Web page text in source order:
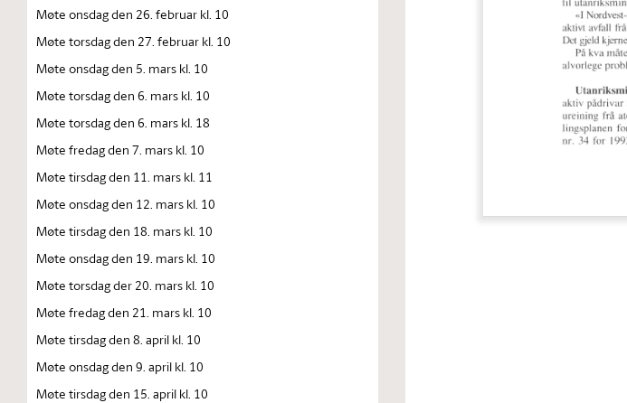
Møte onsdag den 26. februar kl. 10
Møte torsdag den 27. februar kl. 10
Møte onsdag den 5. mars kl. 10
Møte torsdag den 6. mars kl. 10
Møte torsdag den 6. mars kl. 18
Møte fredag den 7. mars kl. 10
Møte tirsdag den 11. mars kl. 11
Møte onsdag den 12. mars kl. 10
Møte tirsdag den 18. mars kl. 10
Møte onsdag den 19. mars kl. 10
Møte torsdag der 20. mars kl. 10
Møte fredag den 21. mars kl. 10
Møte tirsdag den 8. april kl. 10
Møte onsdag den 9. april kl. 10
Møte tirsdag den 15. april kl. 10